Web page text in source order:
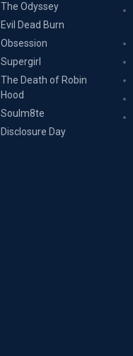
The Odyssey
Evil Dead Burn
Obsession
Supergirl
The Death of Robin
Hood
Soulm8te
Disclosure Day